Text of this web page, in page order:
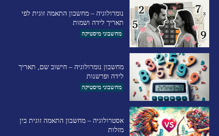
נומרולוגיה – מחשבון התאמה זוגית לפי
תאריך לידה ושמות
מחשבוני מיסטיקה
מחשבון נומרולוגיה – חישוב שם, תאריך
לידה ופרשנות
מחשבוני מיסטיקה
אסטרולוגיה – מחשבון התאמה זוגית בין
מזלות